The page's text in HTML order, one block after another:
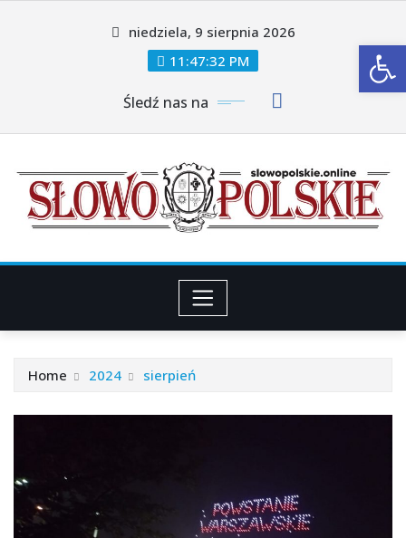
niedziela, 9 sierpnia 2026
11:47:34 PM
Śledź nas na
Home 2024 sierpień